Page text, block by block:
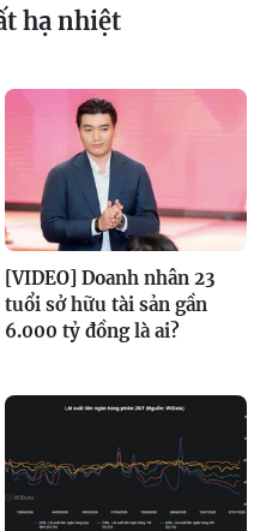
hạ nhiệt
[VIDEO] Doanh nhân 23
tuổi sở hữu tài sản gần
6.000 tỷ đồng là ai?